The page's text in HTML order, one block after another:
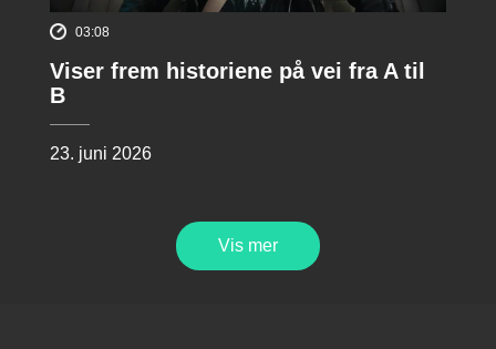
03:08
Viser frem historiene på vei fra A til
B
23. juni 2026
Vis mer